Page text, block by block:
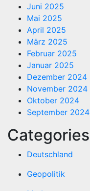
Juni 2025
Mai 2025
April 2025
März 2025
Februar 2025
Januar 2025
Dezember 2024
November 2024
Oktober 2024
September 2024
Categories
Deutschland
Geopolitik